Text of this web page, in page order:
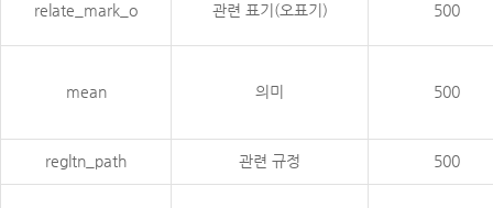
relate_mark_o 관련 표기(오표기) 500
mean 의미 500
regltn_path 관련 규정 500